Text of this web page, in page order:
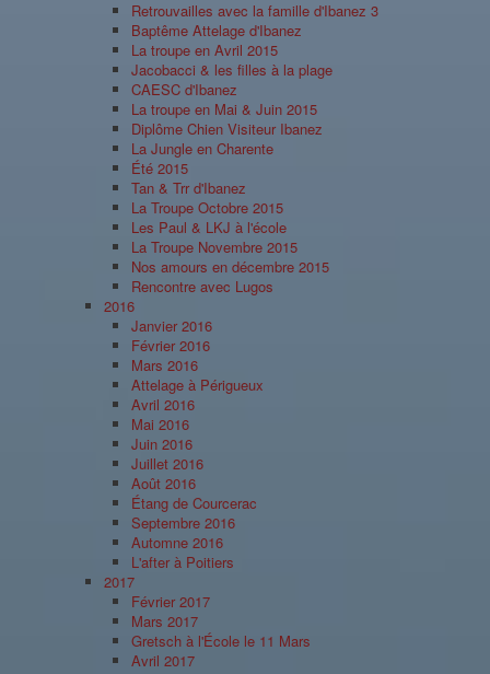
Retrouvailles avec la famille d'Ibanez 3
Baptême Attelage d'Ibanez
La troupe en Avril 2015
Jacobacci & les filles à la plage
CAESC d'Ibanez
La troupe en Mai & Juin 2015
Diplôme Chien Visiteur Ibanez
La Jungle en Charente
Été 2015
Tan & Trr d'Ibanez
La Troupe Octobre 2015
Les Paul & LKJ à l'école
La Troupe Novembre 2015
Nos amours en décembre 2015
Rencontre avec Lugos
2016
Janvier 2016
Février 2016
Mars 2016
Attelage à Périgueux
Avril 2016
Mai 2016
Juin 2016
Juillet 2016
Août 2016
Étang de Courcerac
Septembre 2016
Automne 2016
L'after à Poitiers
2017
Février 2017
Mars 2017
Gretsch à l'École le 11 Mars
Avril 2017